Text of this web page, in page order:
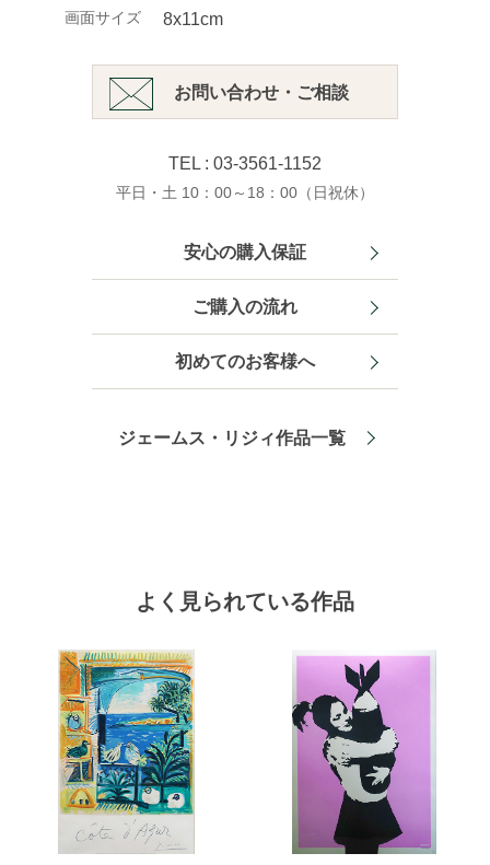
画面サイズ 8x11cm
お問い合わせ・ご相談
TEL : 03-3561-1152
平日・土 10：00～18：00（日祝休）
安心の購入保証
ご購入の流れ
初めてのお客様へ
ジェームス・リジィ作品一覧
よく見られている作品